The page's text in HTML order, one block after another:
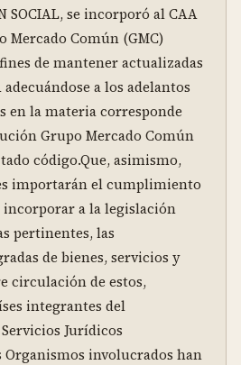
SOCIAL, se incorporó al CAA
Mercado Común (GMC)
fines de mantener actualizadas
a los adelantos
en la materia corresponde
Grupo Mercado Común
código.Que, asimismo,
importarán el cumplimiento
a la legislación
pertinentes, las
de bienes, servicios y
circulación de estos,
integrantes del
Servicios Jurídicos
Organismos involucrados han